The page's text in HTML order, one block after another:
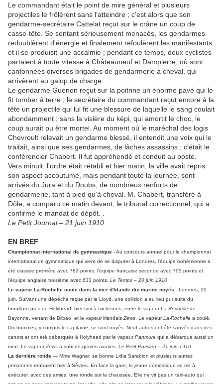
Le commandant était le point de mire général et plusieurs
projectiles le frôlèrent sans l'atteindre ; c'est alors que son
gendarme-secrétaire Cattelat reçut sur le crâne un coup de
casse-tête. Se sentant sérieusement menacés, les gendarmes
redoublèrent d'énergie et finalement refoulèrent les manifestants
et il se produisit une accalmie ; pendant ce temps, deux cyclistes
partaient à toute vitesse à Châteauneuf et Dampierre, où sont
cantonnées diverses brigades de gendarmerie à cheval, qui
arrivèrent au galop de charge.
Le gendarme Guenon reçut sur la poitrine un énorme pavé qui le
fit tomber à terre ; le secrétaire du commandant reçut encore à la
tête un projectile qui lui fit une blessure de laquelle le sang coulait
abondamment ; sans la visière du képi, qui amortit le choc, le
coup aurait pu être mortel. Au moment où le maréchal des logis
Chevroult relevait un gendarme blessé, il entendit une voix qui le
traitait, ainsi que ses gendarmes, de lâches assassins ; c'était le
conférencier Chabert. Il fut appréhendé et conduit au poste.
Vers minuit, l'ordre était rétabli et hier matin, la ville avait repris
son aspect accoutumé, mais pendant toute la journée, sont
arrivés du Jura et du Doubs, de nombreux renforts de
gendarmerie, tant à pied qu'à cheval. M. Chabert, transféré à
Dôle, a comparu ce matin devant, le tribunal correctionnel, qui a
confirmé le mandat de dépôt. .
Le Petit Journal – 21 juin 1910
EN BREF
Championnat international de gymnastique - Au concours annuel pour le championnat
international de gymnastique qui vient de se disputer à Londres, l'équipe bohémienne a
été classée première avec 782 points, l'équipe française seconde avec 705 points et
l'équipe anglaise troisième avec 633 points. Le Temps – 20 juin 1910
Le vapeur La-Rochelle coule dans la mer d'Irlande dix marins noyés - Londres, 20
juin. Suivant une dépêche reçue par le Lloyd, une collision a eu lieu pur suite du
brouillard près de Holyhead, hier soir à six heures, entre le vapeurLa-Rochelle de
Bayonne, venant de Bilbao, et le vapeur irlandais Zews . Le vapeurLa-Rochelle a coulé.
Dix hommes, y compris le capitaine, se sont noyés. Neuf autres ont été sauvés dans des
canots et ont été débarqués à Holyhead par le vapeurPanmure qui a débarqué aussi un
mort. Le vapeurZews a subi de graves avaries. Le Petit Parisien – 21 juin 1910
La dernière ronde — Mme Wagner, sa bonne Lidia Sarabion et plusieurs autres
personnes rentraient hier à Sèvres. En face la gare, la jeune domestique se mit à
exécuter, avec des amies, une ronde sur la chaussée. Elle ne vit pas un taxi-auto qui